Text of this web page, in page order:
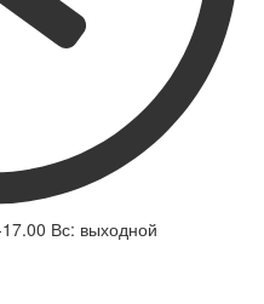
Вс: выходной